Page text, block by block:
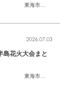
東海市
,大府市
東海市
,大府市
2026.07.03
花火大会まと